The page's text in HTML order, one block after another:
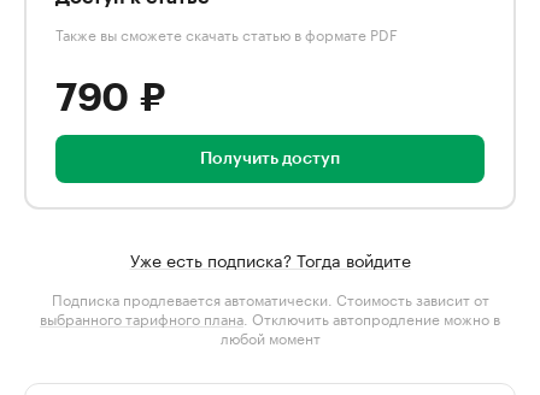
Также вы сможете скачать статью в формате PDF
790 ₽
Получить доступ
Уже есть подписка? Тогда войдите
Подписка продлевается автоматически. Стоимость зависит от
выбранного тарифного плана . Отключить автопродление можно в
любой момент